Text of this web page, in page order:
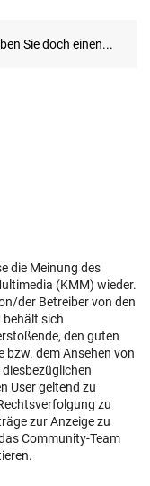
die Meinung des
(KMM) wieder.
der Betreiber von den
behält sich
den guten
bzw. dem Ansehen von
User geltend zu
zu
zur Anzeige zu
Community-Team